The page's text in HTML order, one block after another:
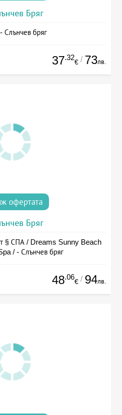
Бряг
Слънчев бряг
37.32
€ / 73лв.
офертата
Бряг
§ СПА / Dreams Sunny Beach
/ - Слънчев бряг
48.06
€ / 94лв.